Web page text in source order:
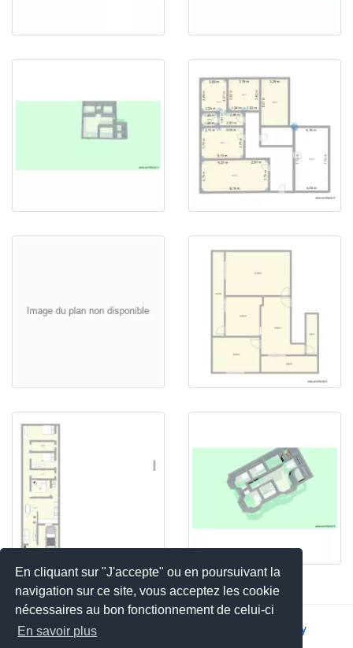
En cliquant sur "J'accepte" ou en poursuivant la
navigation sur ce site, vous acceptez les cookie
nécessaires au bon fonctionnement de celui-ci
En savoir plus
2026 © JSYS | Privacy policy